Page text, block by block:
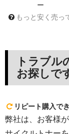
ー
もっと安く売っ
トラブル
お探しで
リピート購入で
弊社は、お客様